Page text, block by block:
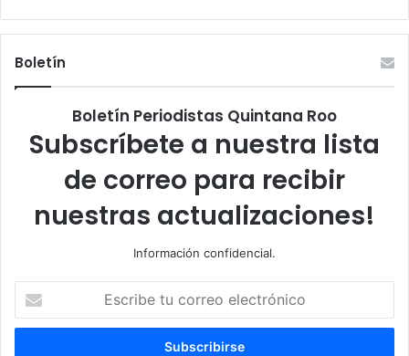
Boletín
Boletín Periodistas Quintana Roo
Subscríbete a nuestra lista
de correo para recibir
nuestras actualizaciones!
Información confidencial.
correo